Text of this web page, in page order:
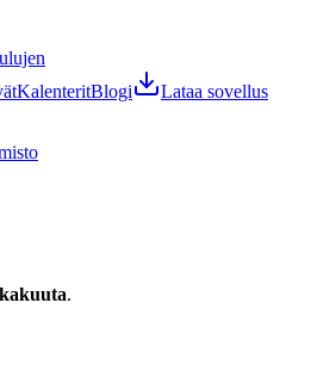
KalenteritBlogi Lataa sovellus
.